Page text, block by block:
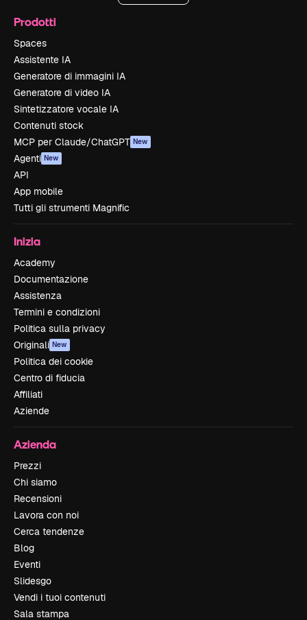
Prodotti
Spaces
Assistente IA
Generatore di immagini IA
Generatore di video IA
Sintetizzatore vocale IA
Contenuti stock
MCP per Claude/ChatGPT New
Agenti New
API
App mobile
Tutti gli strumenti Magnific
Inizia
Academy
Documentazione
Assistenza
Termini e condizioni
Politica sulla privacy
Originali New
Politica dei cookie
Centro di fiducia
Affiliati
Aziende
Azienda
Prezzi
Chi siamo
Recensioni
Lavora con noi
Cerca tendenze
Blog
Eventi
Slidesgo
Vendi i tuoi contenuti
Sala stampa